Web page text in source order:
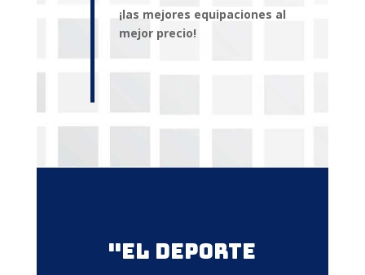
¡las mejores equipaciones al
mejor precio!
"El deporte